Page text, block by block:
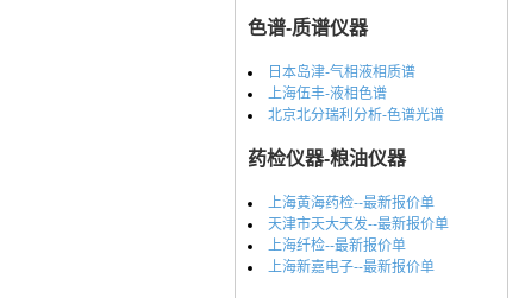
色谱-质谱仪器
日本岛津-气相液相质谱
上海伍丰-液相色谱
北京北分瑞利分析-色谱光谱
药检仪器-粮油仪器
上海黄海药检--最新报价单
天津市天大天发--最新报价单
上海纤检--最新报价单
上海新嘉电子--最新报价单